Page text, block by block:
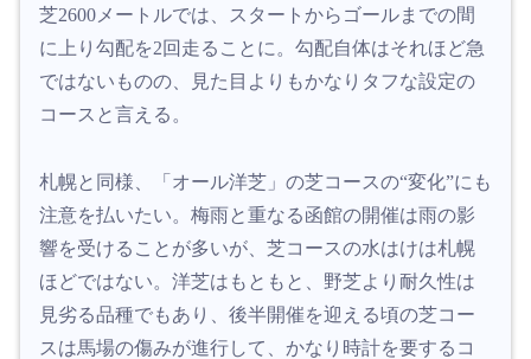
芝2600メートルでは、スタートからゴールまでの間
に上り勾配を2回走ることに。勾配自体はそれほど急
ではないものの、見た目よりもかなりタフな設定の
コースと言える。
札幌と同様、「オール洋芝」の芝コースの“変化”にも
注意を払いたい。梅雨と重なる函館の開催は雨の影
響を受けることが多いが、芝コースの水はけは札幌
ほどではない。洋芝はもともと、野芝より耐久性は
見劣る品種でもあり、後半開催を迎える頃の芝コー
スは馬場の傷みが進行して、かなり時計を要するコ